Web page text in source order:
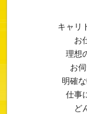
キャリ
お
理想
お
明確
仕事
ど